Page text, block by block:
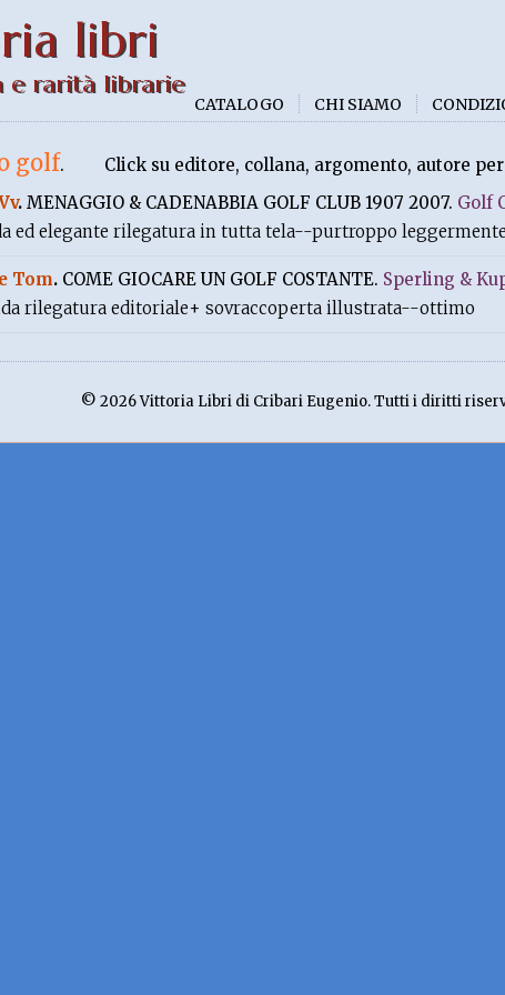
libri
e rarità librarie
CATALOGO CHI SIAMO
golf.
Click su editore, collana, argomento, autore
. MENAGGIO & CADENABBIA GOLF CLUB 1907 2007. Golf
ed elegante rilegatura in tutta tela--purtroppo
Tom. COME GIOCARE UN GOLF COSTANTE. Sperling &
rilegatura editoriale+ sovraccoperta illustrata--ottimo
© 2026 Vittoria Libri di Cribari Eugenio. Tutti i diritti